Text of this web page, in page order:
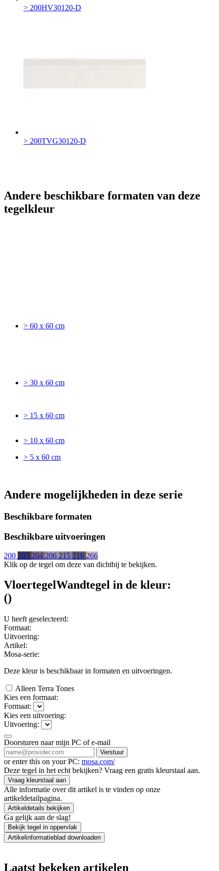
> 200HV30120-D
> 200TVG30120-D
Andere beschikbare formaten van deze
tegelkleur
> 60 x 60 cm
> 30 x 60 cm
> 15 x 60 cm
> 10 x 60 cm
> 5 x 60 cm
Andere mogelijkheden in deze serie
Beschikbare formaten
Beschikbare uitvoeringen
200 203 204 206 215 216 266
Klik op de tegel om deze van dichtbij te bekijken.
VloertegelWandtegel in de kleur:
()
U heeft geselecteerd:
Formaat:
Uitvoering:
Artikel:
Mosa-serie:
Deze kleur is beschikbaar in formaten en uitvoeringen.
Alleen Terra Tones
Kies een formaat:
Formaat:
Kies een uitvoering:
Uitvoering:
Doorsturen naar mijn PC of e-mail
Verstuur
or enter this on your PC: mosa.com/
Deze tegel in het echt bekijken? Vraag een gratis kleurstaal aan.
Vraag kleurstaal aan
Alle informatie over dit artikel is te vinden op onze
artikeldetailpagina.
Artikeldetails bekijken
Ga gelijk aan de slag!
Bekijk tegel in oppervlak
Artikelinformatieblad downloaden
Laatst bekeken artikelen